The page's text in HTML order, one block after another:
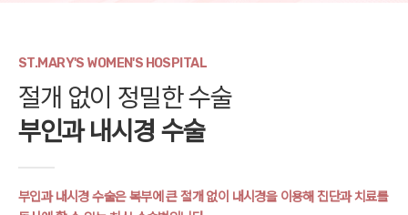
ST.MARY'S WOMEN'S HOSPITAL
절개 없이 정밀한 수술
부인과 내시경 수술
부인과 내시경 수술은 복부에 큰 절개 없이 내시경을 이용해진단과 치료를